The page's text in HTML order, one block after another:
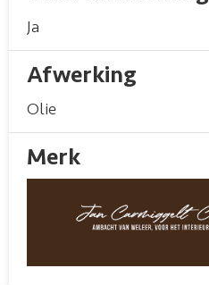
Ja
Afwerking
Olie
Merk